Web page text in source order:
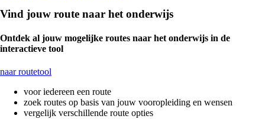
Vind jouw route naar het onderwijs
Ontdek al jouw mogelijke routes naar het onderwijs in de
interactieve tool
naar routetool
voor iedereen een route
zoek routes op basis van jouw vooropleiding en wensen
vergelijk verschillende route opties